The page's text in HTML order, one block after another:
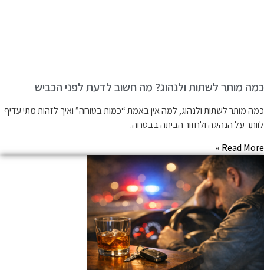
מותר לשתות ולנהוג? מה חשוב לדעת לפני הכביש
מותר לשתות ולנהוג, למה אין באמת “כמות בטוחה” ואיך לזהות מתי עדיף
על הנהיגה ולחזור הביתה בבטחה.
Read More